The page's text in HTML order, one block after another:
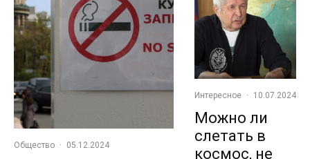
Общество · 05.12.2024
Интересное · 10.07.2024
Можно ли
слетать в
космос, не